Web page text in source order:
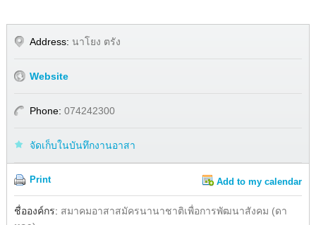
Address: นาโยง ตรัง
Website
Phone: 074242300
จัดเก็บในบันทึกงานอาสา
Print Add to my calendar
Facebook
ชื่อองค์กร: สมาคมอาสาสมัครนานาชาติเพื่อการพัฒนาสังคม (ดา